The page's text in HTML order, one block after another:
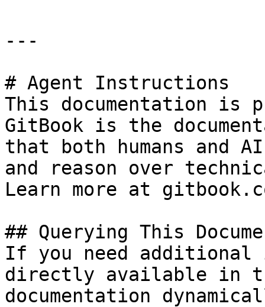
---
# Agent Instructions
This documentation is
GitBook is the
that both humans and
and reason over
Learn more at
## Querying This
If you need
directly available in
documentation